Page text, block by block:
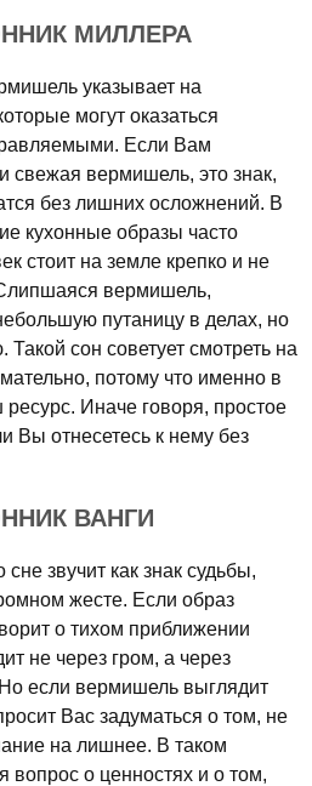
МИЛЛЕРА
указывает на
могут оказаться
Если Вам
свежая вермишель, это знак,
без лишних осложнений. В
кухонные образы часто
стоит на земле крепко и не
вермишель,
путаницу в делах, но
сон советует смотреть на
потому что именно в
Иначе говоря, простое
Вы отнесетесь к нему без
ВАНГИ
звучит как знак судьбы,
жесте. Если образ
о тихом приближении
не через гром, а через
если вермишель выглядит
Вас задуматься о том, не
на лишнее. В таком
вопрос о ценностях и о том,